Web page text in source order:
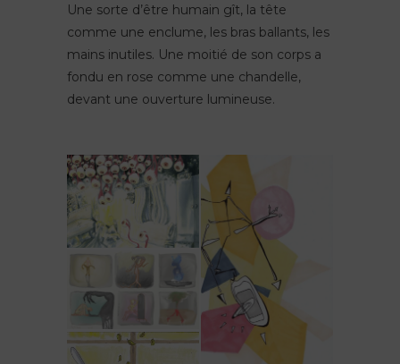
Une sorte d’être humain gît, la tête
comme une enclume, les bras ballants, les
mains inutiles. Une moitié de son corps a
fondu en rose comme une chandelle,
devant une ouverture lumineuse.